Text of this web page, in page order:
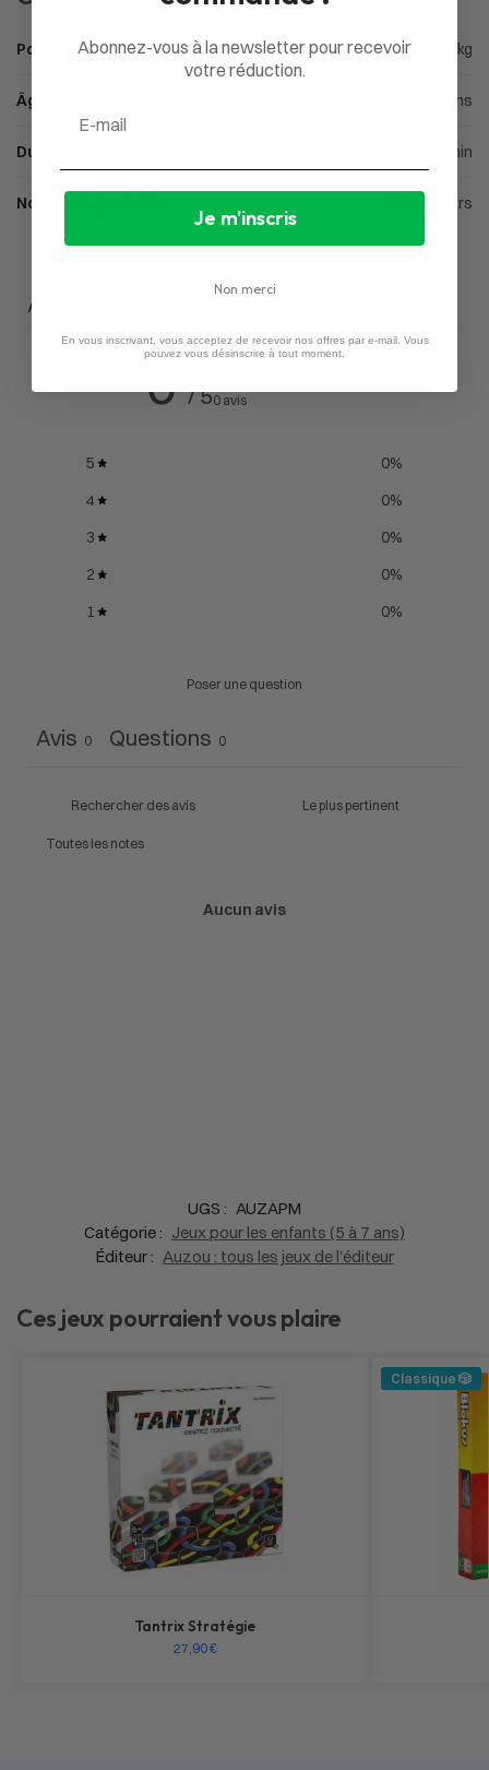
Poids 1,200 kg
Âge À partir de 5 ans
Durée d'une partie 15 à 30min
Nombre de joueurs 2 à 4 joueurs
Avis du client
0 / 50 avis
5 0%
4
0%
3
0%
2
0%
1
0%
Poser une question
Avis 0 Questions 0
Aucun avis
UGS : AUZAPM
Catégorie : Jeux pour les enfants (5 à 7 ans)
Éditeur : Auzou : tous les jeux de l'éditeur
Ces jeux pourraient vous plaire
Tantrix Stratégie
27,90€
Classique 🎲
Abonnez-vous à la newsletter pour recevoir
votre réduction.
Je m'inscris
Non merci
En vous inscrivant, vous acceptez de recevoir nos offres par e-mail. Vous
pouvez vous désinscrire à tout moment.